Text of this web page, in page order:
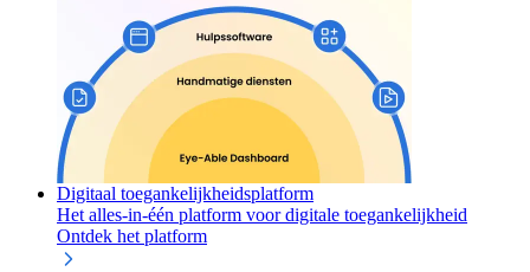
Digitaal toegankelijkheidsplatform
Het alles-in-één platform voor digitale toegankelijkheid
Ontdek het platform